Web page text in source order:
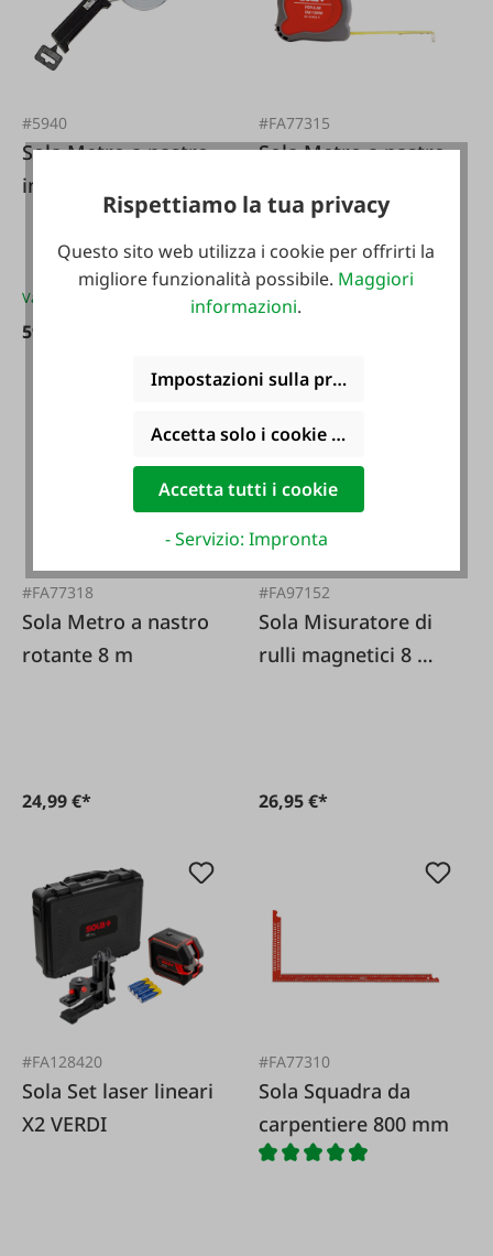
#5940
Sola Metro a nastro
in acciaio
Varianti da
59,95 €*
#FA77315
Sola Metro a nastro
#FA77318
Sola Metro a nastro
rotante 8 m
24,99 €*
#FA97152
Sola Misuratore di
rulli magnetici 8 m /
26,95 €*
#FA128420
Sola Set laser lineari
X2 VERDI
#FA77310
Sola Squadra da
carpentiere 800 mm
Rispettiamo la tua privacy
Questo sito web utilizza i cookie per offrirti la
migliore funzionalità possibile. Maggiori
informazioni.
Impostazioni sulla privacy
Accetta solo i cookie funzionali
Accetta tutti i cookie
- Servizio: Impronta